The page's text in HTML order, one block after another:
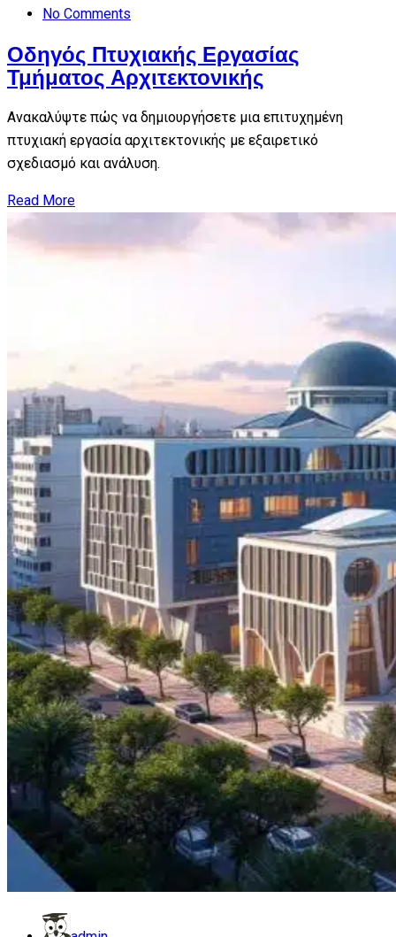
No Comments
Οδηγός Πτυχιακής Εργασίας
Τμήματος Αρχιτεκτονικής
Ανακαλύψτε πώς να δημιουργήσετε μια επιτυχημένη
πτυχιακή εργασία αρχιτεκτονικής με εξαιρετικό
σχεδιασμό και ανάλυση.
Read More